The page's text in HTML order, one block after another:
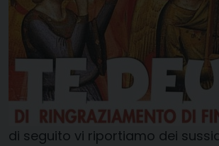
di seguito vi riportiamo dei